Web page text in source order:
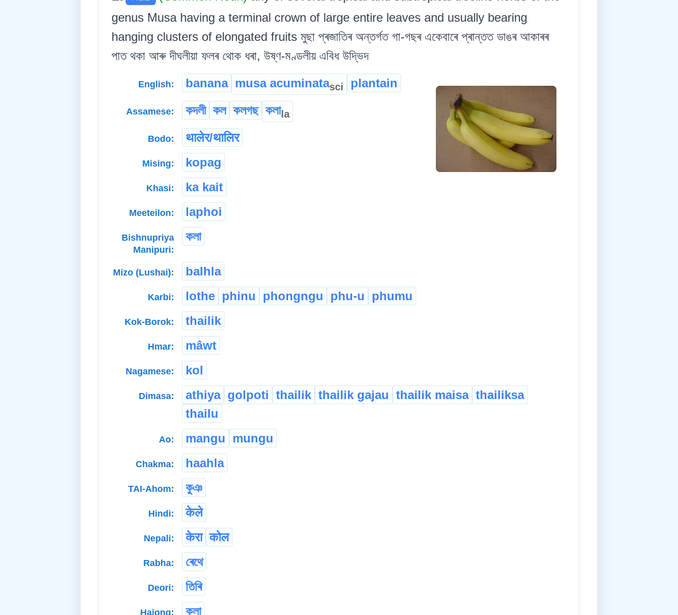
genus Musa having a terminal crown of large entire leaves and usually bearing
hanging clusters of elongated fruits মুছা প্ৰজাতিৰ অন্তৰ্গত গা-গছৰ একেবাৰে প্ৰান্তত ডাঙৰ আকাৰৰ
পাত থকা আৰু দীঘলীয়া ফলৰ থোক ধৰা, উষ্ণ-মণ্ডলীয় এবিধ উদ্ভিদ
English: banana musa acuminatasci plantain
Assamese: কদলী কল কলগছ কলাla
Bodo: थालेर/थालिर
Mising: kopag
Khasi: ka kait
Meeteilon: laphoi
Bishnupriya
Manipuri:
কলা
Mizo (Lushai): balhla
Karbi: lothe phinu phongngu phu-u phumu
Kok-Borok: thailik
Hmar: mâwt
Nagamese: kol
Dimasa: athiya golpoti thailik thailik gajau thailik maisa thailiksa
thailu
Ao: mangu mungu
Chakma: haahla
TAI-Ahom: কুঞ
Hindi: केले
Nepali: केर‌ा कोल
Rabha: ৰেথে
Deori: তিৰি
Hajong: কূলা